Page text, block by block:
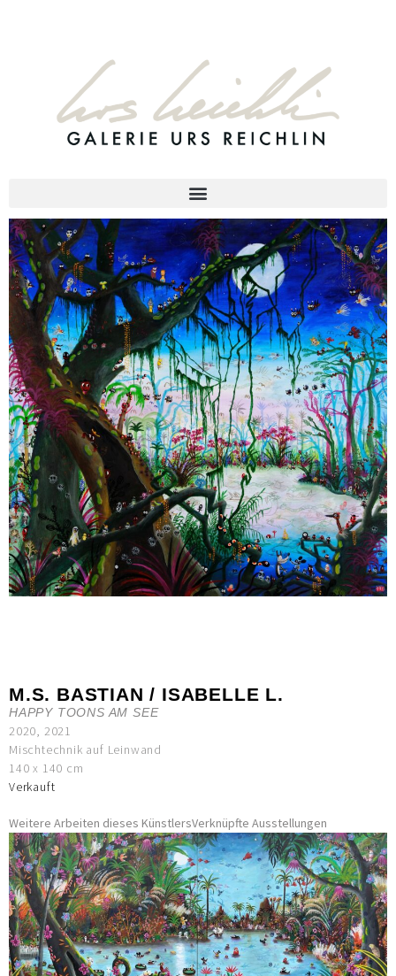
M.S. BASTIAN / ISABELLE L.
HAPPY TOONS AM SEE
2020, 2021
Mischtechnik auf Leinwand
140 x 140 cm
Verkauft
Weitere Arbeiten dieses KünstlersVerknüpfte Ausstellungen